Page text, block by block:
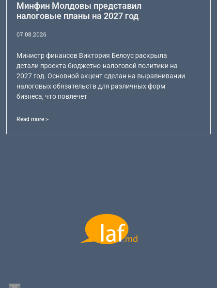
Минфин Молдовы представил
налоговые планы на 2027 год
07.08.2026
Министр финансов Виктория Белоус раскрыла
детали проекта бюджетно-налоговой политики на
2027 год. Основной акцент сделан на выравнивании
налоговых обязательств для различных форм
бизнеса, что повлечет
Read more >